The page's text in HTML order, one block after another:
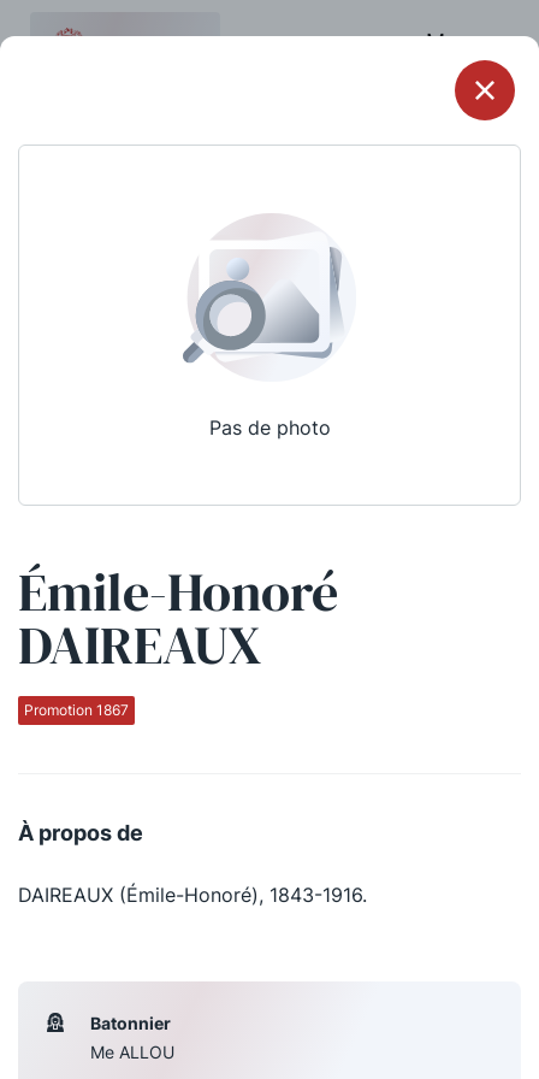
Menu
Pas de photo
Émile-Honoré
DAIREAUX
Promotion 1867
À propos de
DAIREAUX (Émile-Honoré), 1843-1916.
Batonnier
Me ALLOU
Qui sommes-nous ?
La Conférence
La défense pénale
Le Concours de la Conférence
La Petite Conférence